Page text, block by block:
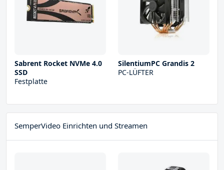
Sabrent Rocket NVMe 4.0
SSD
Festplatte
SilentiumPC Grandis 2
PC-LÜFTER
SemperVideo Einrichten und Streamen